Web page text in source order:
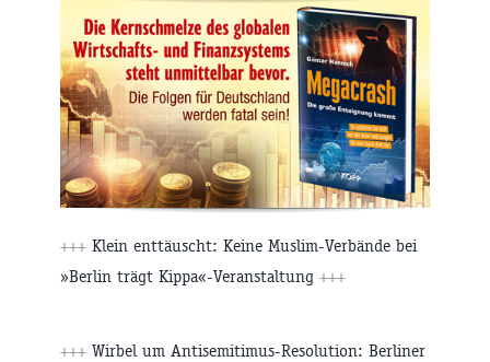
+++ Klein enttäuscht: Keine Muslim-Verbände bei
»Berlin trägt Kippa«-Veranstaltung +++
+++ Wirbel um Antisemitimus-Resolution: Berliner